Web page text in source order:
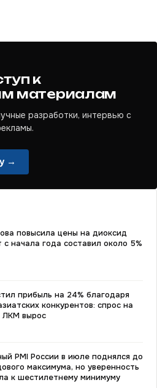
к
материалам
разработки, интервью с
→
повысила цены на диоксид
с начала года составил около 5%
прибыль на 24% благодаря
конкурентов: спрос на
ЛКМ вырос
PMI России в июле поднялся до
максимума, но уверенность
к шестилетнему минимуму